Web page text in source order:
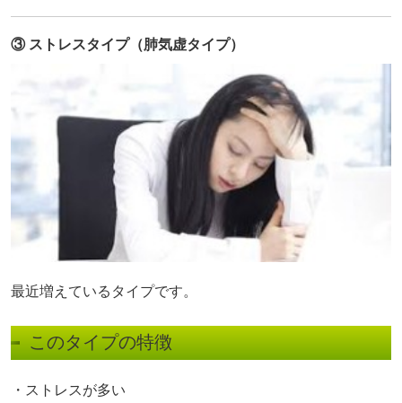
③ ストレスタイプ（肺気虚タイプ）
最近増えているタイプです。
このタイプの特徴
・ストレスが多い